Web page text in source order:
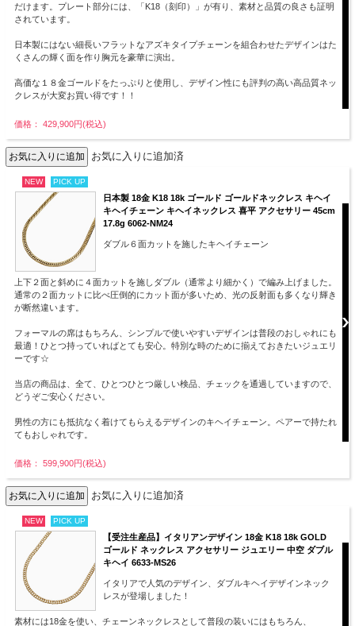
だけます。プレート部分には、「K18（刻印）」が有り、素材と品質の良さも証明
されています。
日本製にはない細長いフラットなアズキタイプチェーンを組合わせたデザインはた
くさんの輝く面を作り胸元を豪華に演出。
高価な１８金ゴールドをたっぷりと使用し、デザイン性にも評判の高い高品質ネッ
クレスが大変お買い得です！！
価格： 429,900円(税込)
お気に入りに追加済
NEW PICK UP
日本製 18金 K18 18k ゴールド ゴールドネックレス キヘイ
キヘイチェーン キヘイネックレス 喜平 アクセサリー 45cm
17.8g 6062-NM24
ダブル６面カットを施したキヘイチェーン
上下２面と斜めに４面カットを施しダブル（通常より細かく）で編み上げました。
通常の２面カットに比べ圧倒的にカット面が多いため、光の反射面も多くなり輝き
が断然違います。
フォーマルの席はもちろん、シンプルで使いやすいデザインは普段のおしゃれにも
最適！ひとつ持っていればとても安心。特別な時のために揃えておきたいジュエリ
ーです☆
当店の商品は、全て、ひとつひとつ厳しい検品、チェックを通過していますので、
どうぞご安心ください。
男性の方にも抵抗なく着けてもらえるデザインのキヘイチェーン。ペアーで持たれ
てもおしゃれです。
価格： 599,900円(税込)
お気に入りに追加済
NEW PICK UP
【受注生産品】イタリアンデザイン 18金 K18 18k GOLD
ゴールド ネックレス アクセサリー ジュエリー 中空 ダブル
キヘイ 6633-MS26
イタリアで人気のデザイン、ダブルキヘイデザインネック
レスが登場しました！
素材には18金を使い、チェーンネックレスとして普段の装いにはもちろん、